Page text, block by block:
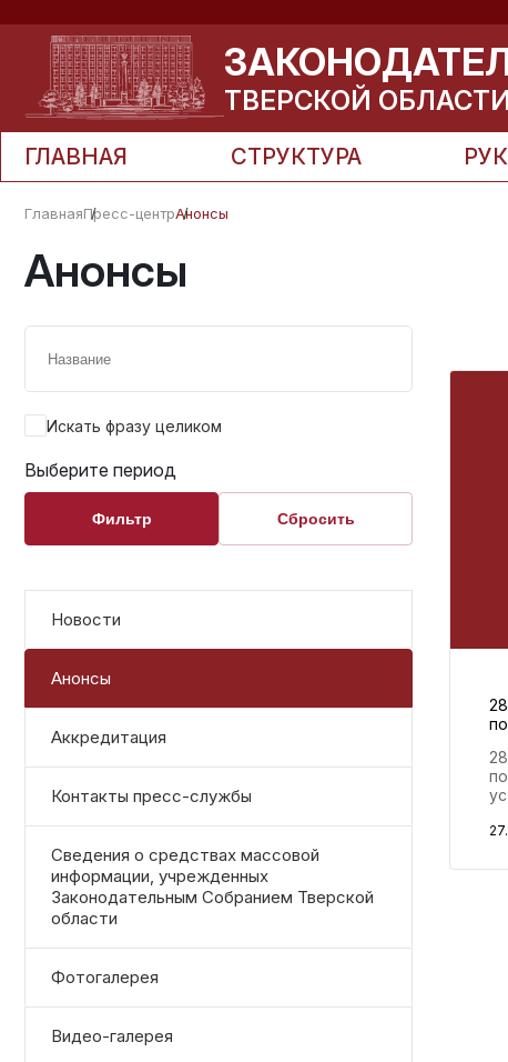
ТВЕРСКОЙ ОБЛАСТИ
ГЛАВНАЯ СТРУКТУРА
ГлавнаяПресс-центрАнонсы
Анонсы
Искать фразу целиком
Выберите период
Фильтр Сбросить
Новости
Анонсы
Аккредитация
Контакты пресс-службы
Сведения о средствах массовой
информации, учрежденных
Законодательным Собранием Тверской
области
Фотогалерея
Видео-галерея